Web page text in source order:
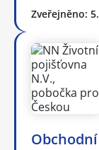
Zveřejněno: